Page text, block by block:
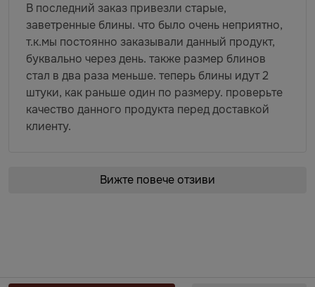
В последний заказ привезли старые,
заветренные блины. что было очень неприятно,
т.к.мы постоянно заказывали данный продукт,
буквально через день. также размер блинов
стал в два раза меньше. теперь блины идут 2
штуки, как раньше один по размеру. проверьте
качество данного продукта перед доставкой
клиенту.
Вижте повече отзиви